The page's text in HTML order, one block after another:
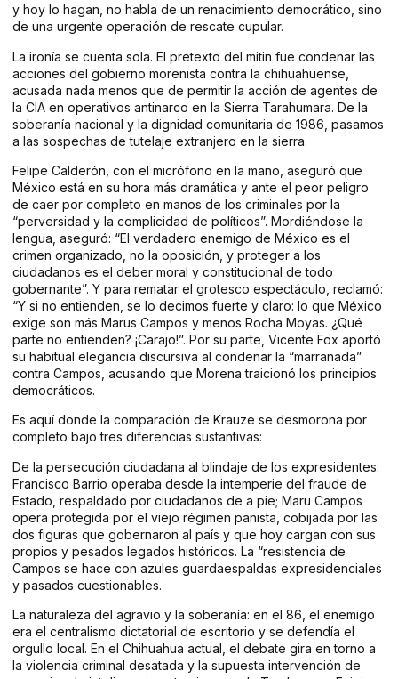
y hoy lo hagan, no habla de un renacimiento democrático, sino
de una urgente operación de rescate cupular.
La ironía se cuenta sola. El pretexto del mitin fue condenar las
acciones del gobierno morenista contra la chihuahuense,
acusada nada menos que de permitir la acción de agentes de
la CIA en operativos antinarco en la Sierra Tarahumara. De la
soberanía nacional y la dignidad comunitaria de 1986, pasamos
a las sospechas de tutelaje extranjero en la sierra.
Felipe Calderón, con el micrófono en la mano, aseguró que
México está en su hora más dramática y ante el peor peligro
de caer por completo en manos de los criminales por la
“perversidad y la complicidad de políticos”. Mordiéndose la
lengua, aseguró: “El verdadero enemigo de México es el
crimen organizado, no la oposición, y proteger a los
ciudadanos es el deber moral y constitucional de todo
gobernante”. Y para rematar el grotesco espectáculo, reclamó:
“Y si no entienden, se lo decimos fuerte y claro: lo que México
exige son más Marus Campos y menos Rocha Moyas. ¿Qué
parte no entienden? ¡Carajo!”. Por su parte, Vicente Fox aportó
su habitual elegancia discursiva al condenar la “marranada”
contra Campos, acusando que Morena traicionó los principios
democráticos.
Es aquí donde la comparación de Krauze se desmorona por
completo bajo tres diferencias sustantivas:
De la persecución ciudadana al blindaje de los expresidentes:
Francisco Barrio operaba desde la intemperie del fraude de
Estado, respaldado por ciudadanos de a pie; Maru Campos
opera protegida por el viejo régimen panista, cobijada por las
dos figuras que gobernaron al país y que hoy cargan con sus
propios y pesados legados históricos. La “resistencia de
Campos se hace con azules guardaespaldas expresidenciales
y pasados cuestionables.
La naturaleza del agravio y la soberanía: en el 86, el enemigo
era el centralismo dictatorial de escritorio y se defendía el
orgullo local. En el Chihuahua actual, el debate gira en torno a
la violencia criminal desatada y la supuesta intervención de